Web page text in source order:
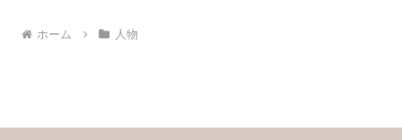
ホーム 人物